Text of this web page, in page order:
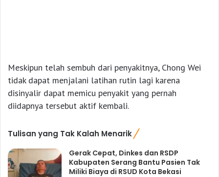
Meskipun telah sembuh dari penyakitnya, Chong Wei
tidak dapat menjalani latihan rutin lagi karena
disinyalir dapat memicu penyakit yang pernah
diidapnya tersebut aktif kembali.
Tulisan yang Tak Kalah Menarik
Gerak Cepat, Dinkes dan RSDP
Kabupaten Serang Bantu Pasien Tak
Miliki Biaya di RSUD Kota Bekasi